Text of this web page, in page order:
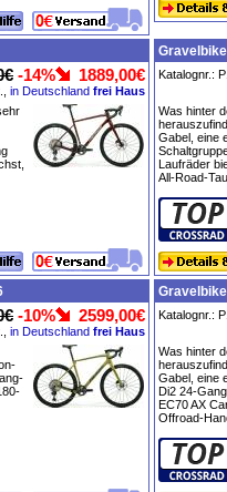
-14% 1889,00€
in Deutschland frei Haus
Katalognr.:
Was hinter
Gabel, eine
Laufräder
All-Road-
-10% 2599,00€
in Deutschland frei Haus
Katalognr.:
Was hinter
Gabel, eine
Di2 24-
EC70 AX
Offroad-